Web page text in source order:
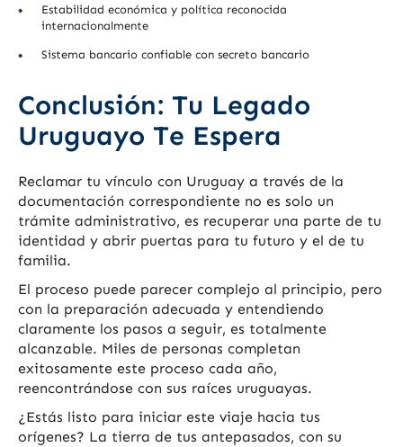
Estabilidad económica y política reconocida
internacionalmente
Sistema bancario confiable con secreto bancario
Conclusión: Tu Legado
Uruguayo Te Espera
Reclamar tu vínculo con Uruguay a través de la
documentación correspondiente no es solo un
trámite administrativo, es recuperar una parte de tu
identidad y abrir puertas para tu futuro y el de tu
familia.
El proceso puede parecer complejo al principio, pero
con la preparación adecuada y entendiendo
claramente los pasos a seguir, es totalmente
alcanzable. Miles de personas completan
exitosamente este proceso cada año,
reencontrándose con sus raíces uruguayas.
¿Estás listo para iniciar este viaje hacia tus
orígenes? La tierra de tus antepasados, con su